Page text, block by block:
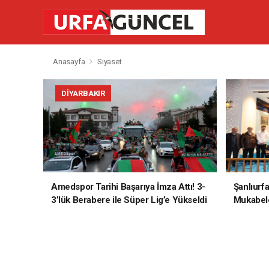
Anasayfa Siyaset
DIYARBAKIR
Amedspor Tarihi Başarıya İmza Attı! 3-
3’lük Berabere ile Süper Lig’e Yükseldi